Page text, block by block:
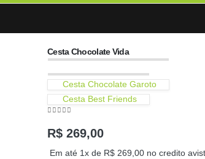
Cesta Chocolate Vida
Cesta Chocolate Garoto
Cesta Best Friends
R$ 269,00
Em até 1x de R$ 269,00 no credito